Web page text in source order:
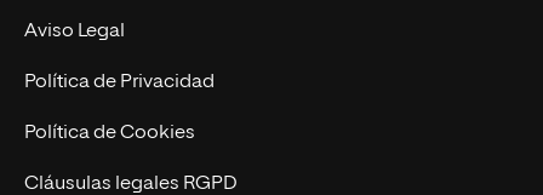
Experto Universitario
Postgrados
Cursos Universitarios
Nuestro Equipo
Trabaja en UNIR
Actualidad
UNIR Revista
Aviso Legal
Política de Privacidad
Política de Cookies
Cláusulas legales RGPD